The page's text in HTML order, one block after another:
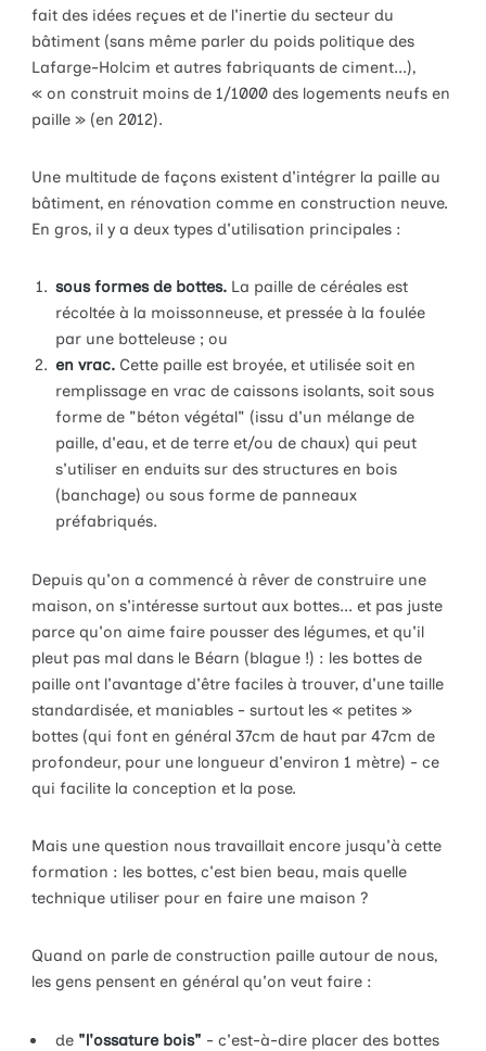
fait des idées reçues et de l'inertie du secteur du
bâtiment (sans même parler du poids politique des
Lafarge-Holcim et autres fabriquants de ciment...),
« on construit moins de 1/1000 des logements neufs en
paille » (en 2012).
Une multitude de façons existent d'intégrer la paille au
bâtiment, en rénovation comme en construction neuve.
En gros, il y a deux types d'utilisation principales :
sous formes de bottes. La paille de céréales est
récoltée à la moissonneuse, et pressée à la foulée
par une botteleuse ; ou
en vrac. Cette paille est broyée, et utilisée soit en
remplissage en vrac de caissons isolants, soit sous
forme de "béton végétal" (issu d'un mélange de
paille, d'eau, et de terre et/ou de chaux) qui peut
s'utiliser en enduits sur des structures en bois
(banchage) ou sous forme de panneaux
préfabriqués.
Depuis qu'on a commencé à rêver de construire une
maison, on s'intéresse surtout aux bottes... et pas juste
parce qu'on aime faire pousser des légumes, et qu'il
pleut pas mal dans le Béarn (blague !) : les bottes de
paille ont l'avantage d'être faciles à trouver, d'une taille
standardisée, et maniables - surtout les « petites »
bottes (qui font en général 37cm de haut par 47cm de
profondeur, pour une longueur d'environ 1 mètre) - ce
qui facilite la conception et la pose.
Mais une question nous travaillait encore jusqu'à cette
formation : les bottes, c'est bien beau, mais quelle
technique utiliser pour en faire une maison ?
Quand on parle de construction paille autour de nous,
les gens pensent en général qu'on veut faire :
de "l'ossature bois" - c'est-à-dire placer des bottes